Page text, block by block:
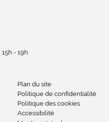
- 19h
Plan du site
Politique de confidentialité
Politique des cookies
Accessibilité